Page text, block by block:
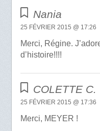
Nania
25 FÉVRIER 2015 @ 17:26
Merci, Régine.
d’histoire!!!!
COLETTE C.
25 FÉVRIER 2015 @ 17:36
Merci, MEYER !